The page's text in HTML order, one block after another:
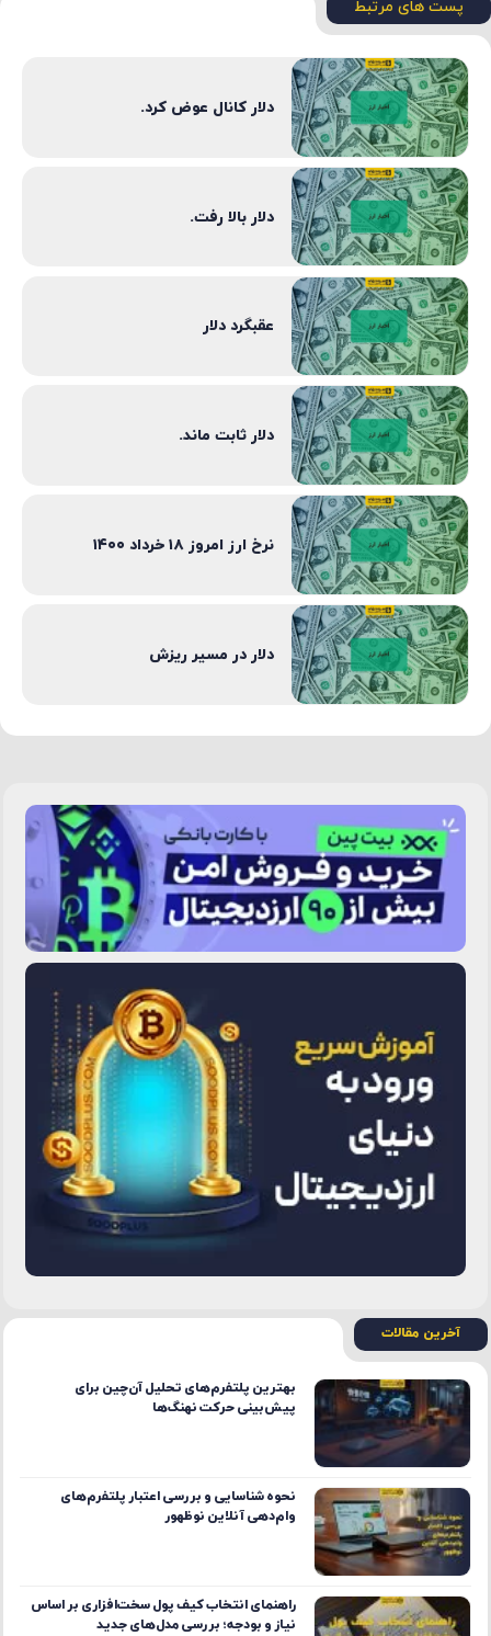
پست های مرتبط
دلار کانال عوض کرد.
دلار بالا رفت.
عقبگرد دلار
دلار ثابت ماند.
نرخ ارز امروز ۱۸ خرداد ۱۴۰۰
دلار در مسیر ریزش
آخرین مقالات
بهترین پلتفرم‌های تحلیل آن‌چین برای
پیش‌بینی حرکت نهنگ‌ها
نحوه شناسایی و بررسی اعتبار پلتفرم‌های
وام‌دهی آنلاین نوظهور
راهنمای انتخاب کیف پول سخت‌افزاری بر اساس
نیاز و بودجه؛ بررسی مدل‌های جدید